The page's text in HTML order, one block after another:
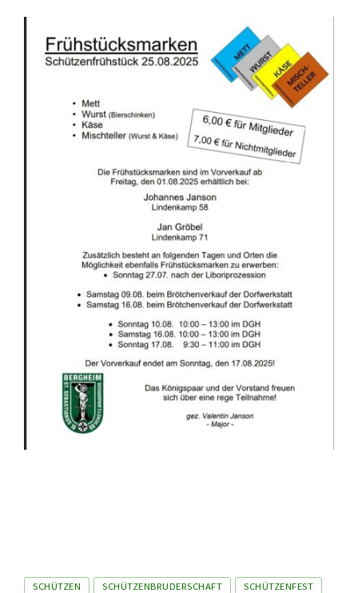
Tags
SCHÜTZEN SCHÜTZENBRUDERSCHAFT
SCHÜTZENFEST